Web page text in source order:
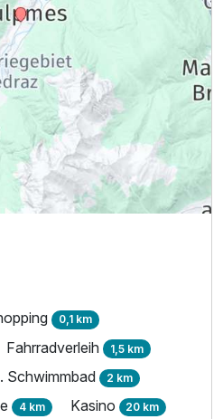
0,1 km
Fahrradverleih 1,5 km
Schwimmbad 2 km
4 km Kasino 20 km